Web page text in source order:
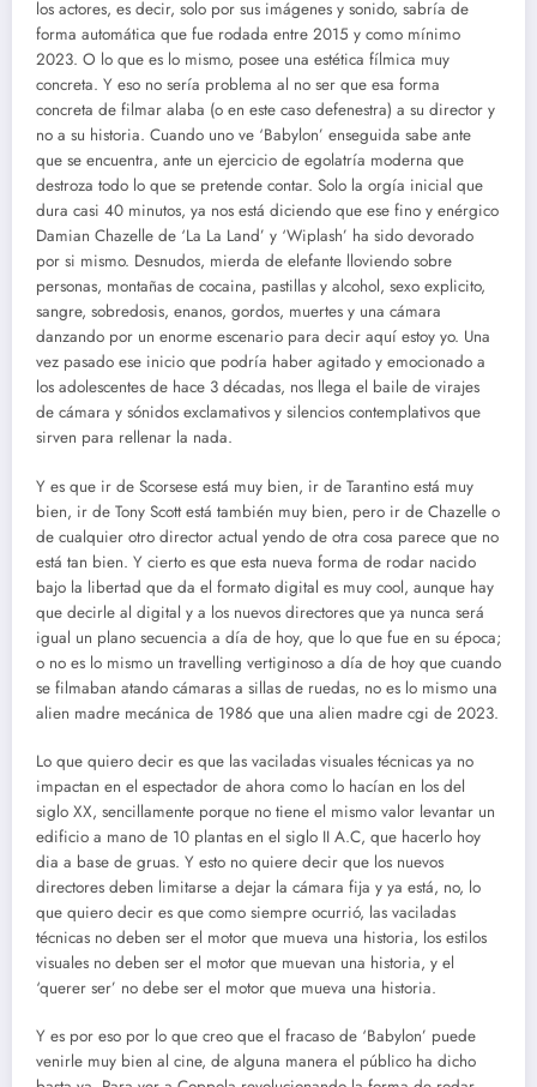
los actores, es decir, solo por sus imágenes y sonido, sabría de
forma automática que fue rodada entre 2015 y como mínimo
2023. O lo que es lo mismo, posee una estética fílmica muy
concreta. Y eso no sería problema al no ser que esa forma
concreta de filmar alaba (o en este caso defenestra) a su director y
no a su historia. Cuando uno ve ‘Babylon’ enseguida sabe ante
que se encuentra, ante un ejercicio de egolatría moderna que
destroza todo lo que se pretende contar. Solo la orgía inicial que
dura casi 40 minutos, ya nos está diciendo que ese fino y enérgico
Damian Chazelle de ‘La La Land’ y ‘Wiplash’ ha sido devorado
por si mismo. Desnudos, mierda de elefante lloviendo sobre
personas, montañas de cocaina, pastillas y alcohol, sexo explicito,
sangre, sobredosis, enanos, gordos, muertes y una cámara
danzando por un enorme escenario para decir aquí estoy yo. Una
vez pasado ese inicio que podría haber agitado y emocionado a
los adolescentes de hace 3 décadas, nos llega el baile de virajes
de cámara y sónidos exclamativos y silencios contemplativos que
sirven para rellenar la nada.
Y es que ir de Scorsese está muy bien, ir de Tarantino está muy
bien, ir de Tony Scott está también muy bien, pero ir de Chazelle o
de cualquier otro director actual yendo de otra cosa parece que no
está tan bien. Y cierto es que esta nueva forma de rodar nacido
bajo la libertad que da el formato digital es muy cool, aunque hay
que decirle al digital y a los nuevos directores que ya nunca será
igual un plano secuencia a día de hoy, que lo que fue en su época;
o no es lo mismo un travelling vertiginoso a día de hoy que cuando
se filmaban atando cámaras a sillas de ruedas, no es lo mismo una
alien madre mecánica de 1986 que una alien madre cgi de 2023.
Lo que quiero decir es que las vaciladas visuales técnicas ya no
impactan en el espectador de ahora como lo hacían en los del
siglo XX, sencillamente porque no tiene el mismo valor levantar un
edificio a mano de 10 plantas en el siglo II A.C, que hacerlo hoy
dia a base de gruas. Y esto no quiere decir que los nuevos
directores deben limitarse a dejar la cámara fija y ya está, no, lo
que quiero decir es que como siempre ocurrió, las vaciladas
técnicas no deben ser el motor que mueva una historia, los estilos
visuales no deben ser el motor que muevan una historia, y el
‘querer ser’ no debe ser el motor que mueva una historia.
Y es por eso por lo que creo que el fracaso de ‘Babylon’ puede
venirle muy bien al cine, de alguna manera el público ha dicho